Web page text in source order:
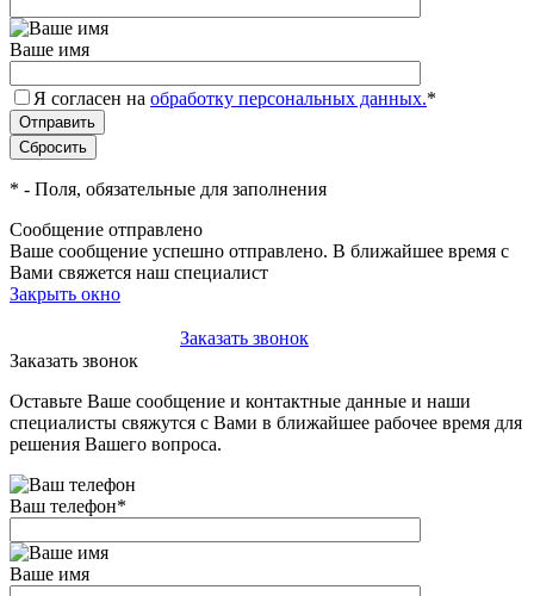
Ваше имя
Я согласен на обработку персональных данных.*
* - Поля, обязательные для заполнения
Сообщение отправлено
Ваше сообщение успешно отправлено. В ближайшее время с
Вами свяжется наш специалист
Закрыть окно
Заказать звонок
Заказать звонок
Оставьте Ваше сообщение и контактные данные и наши
специалисты свяжутся с Вами в ближайшее рабочее время для
решения Вашего вопроса.
Ваш телефон*
Ваше имя